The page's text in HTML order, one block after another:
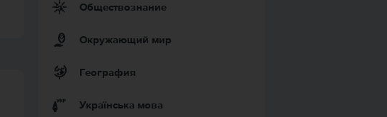
Обществознание
Окружающий мир
География
Українська мова